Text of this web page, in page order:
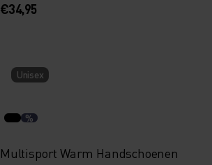
€34,95
Unisex
%
Multisport Warm Handschoenen